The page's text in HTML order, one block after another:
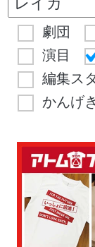
劇団
演目
編集ス
かんげ